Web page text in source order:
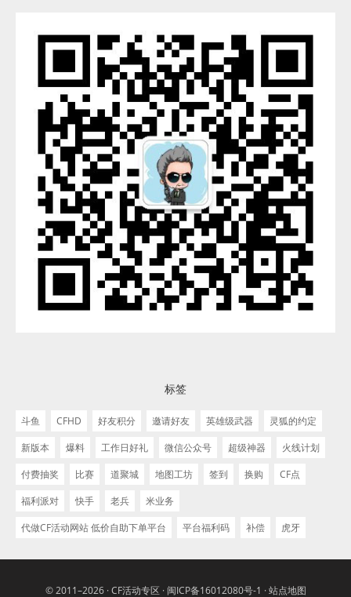
标签
斗鱼 CFHD 好友积分 邀请好友 英雄级武器
灵狐的约定
新版本
爆料 工作日好礼 微信公众号 超级神器
火线计划
付费抽奖
比赛 道聚城 地图工坊 签到 换购
CF点
福利派对
快手 老兵
米业务
代做CF活动网站 低价自助下单平台
平台福利码 补偿 虎牙
© 2011–2026 ·CF活动专区 · 闽ICP备16012080号-1 ·站点地图